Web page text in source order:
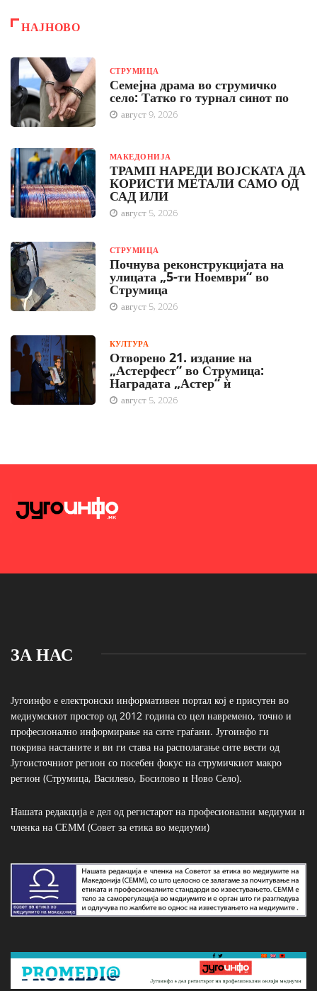
НАЈНОВО
СТРУМИЦА
Семејна драма во струмичко
село: Татко го турнал синот по
август 9, 2026
МАКЕДОНИЈА
ТРАМП НАРЕДИ ВОЈСКАТА ДА
КОРИСТИ МЕТАЛИ САМО ОД
САД ИЛИ
август 5, 2026
СТРУМИЦА
Почнува реконструкцијата на
улицата „5-ти Ноември“ во
Струмица
август 5, 2026
КУЛТУРА
Отворено 21. издание на
„Астерфест“ во Струмица:
Наградата „Астер“ ѝ
август 5, 2026
ЗА НАС
Југоинфо е електронски информативен портал кој е присутен во
медиумскиот простор од 2012 година со цел навремено, точно и
професионално информирање на сите граѓани. Југоинфо ги
покрива настаните и ви ги става на располагање сите вести од
Југоисточниот регион со посебен фокус на струмичкиот макро
регион (Струмица, Василево, Босилово и Ново Село).
Нашата редакција е дел од регистарот на професионални медиуми и
членка на СЕММ (Совет за етика во медиуми)